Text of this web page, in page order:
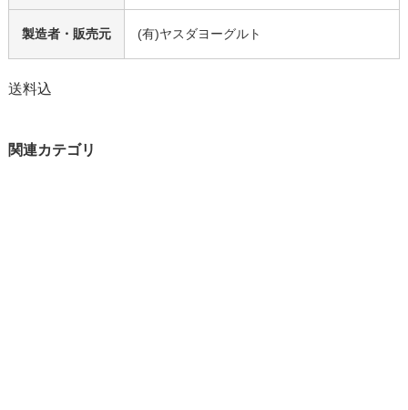
製造者・販売元 (有)ヤスダヨーグルト
送料込